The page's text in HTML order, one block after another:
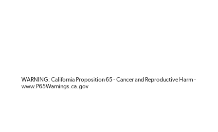
WARNING: California Proposition 65 - Cancer and Reproductive Harm -
www.P65Warnings.ca.gov